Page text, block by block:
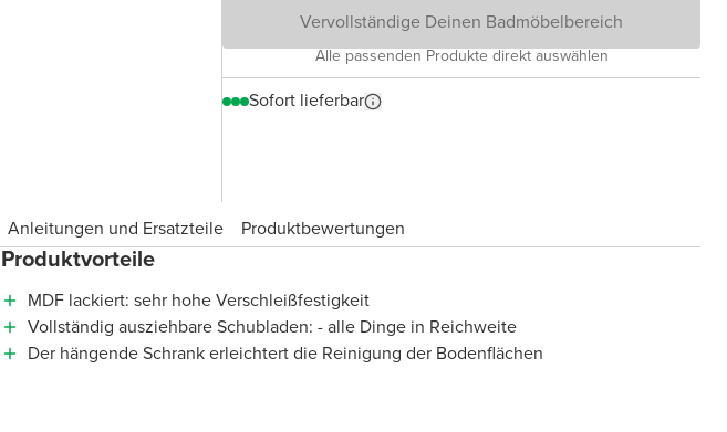
Vervollständige Deinen Badmöbelbereich
Alle passenden Produkte direkt auswählen
Sofort lieferbar
Anleitungen und Ersatzteile
Produktbewertungen
Produktvorteile
MDF lackiert: sehr hohe Verschleißfestigkeit
Vollständig ausziehbare Schubladen: - alle Dinge in Reichweite
Der hängende Schrank erleichtert die Reinigung der Bodenflächen